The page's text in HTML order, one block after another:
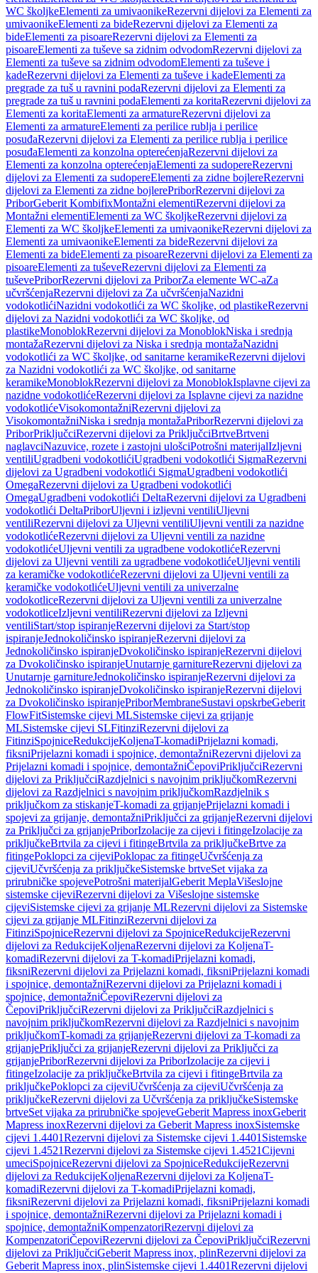
WC školjkeElementi za umivaonikeRezervni dijelovi za Elementi za
umivaonikeElementi za bideRezervni dijelovi za Elementi za
bideElementi za pisoareRezervni dijelovi za Elementi za
pisoareElementi za tuševe sa zidnim odvodomRezervni dijelovi za
Elementi za tuševe sa zidnim odvodomElementi za tuševe i
kadeRezervni dijelovi za Elementi za tuševe i kadeElementi za
pregrade za tuš u ravnini podaRezervni dijelovi za Elementi za
pregrade za tuš u ravnini podaElementi za koritaRezervni dijelovi za
Elementi za koritaElementi za armatureRezervni dijelovi za
Elementi za armatureElementi za perilice rublja i perilice
posuđaRezervni dijelovi za Elementi za perilice rublja i perilice
posuđaElementi za konzolna opterećenjaRezervni dijelovi za
Elementi za konzolna opterećenjaElementi za sudopereRezervni
dijelovi za Elementi za sudopereElementi za zidne bojlereRezervni
dijelovi za Elementi za zidne bojlerePriborRezervni dijelovi za
PriborGeberit KombifixMontažni elementiRezervni dijelovi za
Montažni elementiElementi za WC školjkeRezervni dijelovi za
Elementi za WC školjkeElementi za umivaonikeRezervni dijelovi za
Elementi za umivaonikeElementi za bideRezervni dijelovi za
Elementi za bideElementi za pisoareRezervni dijelovi za Elementi za
pisoareElementi za tuševeRezervni dijelovi za Elementi za
tuševePriborRezervni dijelovi za PriborZa elemente WC-aZa
učvršćenjaRezervni dijelovi za Za učvršćenjaNazidni
vodokotlićiNazidni vodokotlići za WC školjke, od plastikeRezervni
dijelovi za Nazidni vodokotlići za WC školjke, od
plastikeMonoblokRezervni dijelovi za MonoblokNiska i srednja
montažaRezervni dijelovi za Niska i srednja montažaNazidni
vodokotlići za WC školjke, od sanitarne keramikeRezervni dijelovi
za Nazidni vodokotlići za WC školjke, od sanitarne
keramikeMonoblokRezervni dijelovi za MonoblokIsplavne cijevi za
nazidne vodokotlićeRezervni dijelovi za Isplavne cijevi za nazidne
vodokotlićeVisokomontažniRezervni dijelovi za
VisokomontažniNiska i srednja montažaPriborRezervni dijelovi za
PriborPriključciRezervni dijelovi za PriključciBrtveBrtveni
naglavciNazuvice, rozete i zastojni ulošciPotrošni materijalIzljevni
ventiliUgradbeni vodokotlićiUgradbeni vodokotlići SigmaRezervni
dijelovi za Ugradbeni vodokotlići SigmaUgradbeni vodokotlići
OmegaRezervni dijelovi za Ugradbeni vodokotlići
OmegaUgradbeni vodokotlići DeltaRezervni dijelovi za Ugradbeni
vodokotlići DeltaPriborUljevni i izljevni ventiliUljevni
ventiliRezervni dijelovi za Uljevni ventiliUljevni ventili za nazidne
vodokotlićeRezervni dijelovi za Uljevni ventili za nazidne
vodokotlićeUljevni ventili za ugradbene vodokotlićeRezervni
dijelovi za Uljevni ventili za ugradbene vodokotlićeUljevni ventili
za keramičke vodokotlićeRezervni dijelovi za Uljevni ventili za
keramičke vodokotlićeUljevni ventili za univerzalne
vodokotliceRezervni dijelovi za Uljevni ventili za univerzalne
vodokotliceIzljevni ventiliRezervni dijelovi za Izljevni
ventiliStart/stop ispiranjeRezervni dijelovi za Start/stop
ispiranjeJednokoličinsko ispiranjeRezervni dijelovi za
Jednokoličinsko ispiranjeDvokoličinsko ispiranjeRezervni dijelovi
za Dvokoličinsko ispiranjeUnutarnje garnitureRezervni dijelovi za
Unutarnje garnitureJednokoličinsko ispiranjeRezervni dijelovi za
Jednokoličinsko ispiranjeDvokoličinsko ispiranjeRezervni dijelovi
za Dvokoličinsko ispiranjePriborMembraneSustavi opskrbeGeberit
FlowFitSistemske cijevi MLSistemske cijevi za grijanje
MLSistemske cijevi SLFitinziRezervni dijelovi za
FitinziSpojniceRedukcijeKoljenaT-komadiPrijelazni komadi,
fiksniPrijelazni komadi i spojnice, demontažniRezervni dijelovi za
Prijelazni komadi i spojnice, demontažniČepoviPriključciRezervni
dijelovi za PriključciRazdjelnici s navojnim priključkomRezervni
dijelovi za Razdjelnici s navojnim priključkomRazdjelnik s
priključkom za stiskanjeT-komadi za grijanjePrijelazni komadi i
spojevi za grijanje, demontažniPriključci za grijanjeRezervni dijelovi
za Priključci za grijanjePriborIzolacije za cijevi i fitingeIzolacije za
priključkeBrtvila za cijevi i fitingeBrtvila za priključkeBrtve za
fitingePoklopci za cijeviPoklopac za fitingeUčvršćenja za
cijeviUčvršćenja za priključkeSistemske brtveSet vijaka za
prirubničke spojevePotrošni materijalGeberit MeplaVišeslojne
sistemske cijeviRezervni dijelovi za Višeslojne sistemske
cijeviSistemske cijevi za grijanje MLRezervni dijelovi za Sistemske
cijevi za grijanje MLFitinziRezervni dijelovi za
FitinziSpojniceRezervni dijelovi za SpojniceRedukcijeRezervni
dijelovi za RedukcijeKoljenaRezervni dijelovi za KoljenaT-
komadiRezervni dijelovi za T-komadiPrijelazni komadi,
fiksniRezervni dijelovi za Prijelazni komadi, fiksniPrijelazni komadi
i spojnice, demontažniRezervni dijelovi za Prijelazni komadi i
spojnice, demontažniČepoviRezervni dijelovi za
ČepoviPriključciRezervni dijelovi za PriključciRazdjelnici s
navojnim priključkomRezervni dijelovi za Razdjelnici s navojnim
priključkomT-komadi za grijanjeRezervni dijelovi za T-komadi za
grijanjePriključci za grijanjeRezervni dijelovi za Priključci za
grijanjePriborRezervni dijelovi za PriborIzolacije za cijevi i
fitingeIzolacije za priključkeBrtvila za cijevi i fitingeBrtvila za
priključkePoklopci za cijeviUčvršćenja za cijeviUčvršćenja za
priključkeRezervni dijelovi za Učvršćenja za priključkeSistemske
brtveSet vijaka za prirubničke spojeveGeberit Mapress inoxGeberit
Mapress inoxRezervni dijelovi za Geberit Mapress inoxSistemske
cijevi 1.4401Rezervni dijelovi za Sistemske cijevi 1.4401 Sistemske
cijevi 1.4521Rezervni dijelovi za Sistemske cijevi 1.4521Cijevni
umeciSpojniceRezervni dijelovi za SpojniceRedukcijeRezervni
dijelovi za RedukcijeKoljenaRezervni dijelovi za KoljenaT-
komadiRezervni dijelovi za T-komadiPrijelazni komadi,
fiksniRezervni dijelovi za Prijelazni komadi, fiksniPrijelazni komadi
i spojnice, demontažniRezervni dijelovi za Prijelazni komadi i
spojnice, demontažniKompenzatoriRezervni dijelovi za
KompenzatoriČepoviRezervni dijelovi za ČepoviPriključciRezervni
dijelovi za PriključciGeberit Mapress inox, plinRezervni dijelovi za
Geberit Mapress inox, plinSistemske cijevi 1.4401Rezervni dijelovi